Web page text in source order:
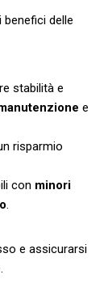
delle
stabilità e
e
risparmio
con minori
.
e assicurarsi